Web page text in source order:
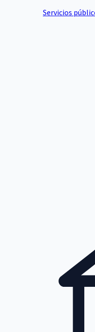
Servicios